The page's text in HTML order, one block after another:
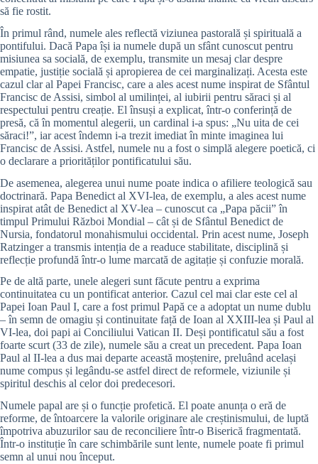
să fie rostit.
În primul rând, numele ales reflectă viziunea pastorală și spirituală a
pontifului. Dacă Papa își ia numele după un sfânt cunoscut pentru
misiunea sa socială, de exemplu, transmite un mesaj clar despre
empatie, justiție socială și apropierea de cei marginalizați. Acesta este
cazul clar al Papei Francisc, care a ales acest nume inspirat de Sfântul
Francisc de Assisi, simbol al umilinței, al iubirii pentru săraci și al
respectului pentru creație. El însuși a explicat, într-o conferință de
presă, că în momentul alegerii, un cardinal i-a spus: „Nu uita de cei
săraci!”, iar acest îndemn i-a trezit imediat în minte imaginea lui
Francisc de Assisi. Astfel, numele nu a fost o simplă alegere poetică, ci
o declarare a priorităților pontificatului său.
De asemenea, alegerea unui nume poate indica o afiliere teologică sau
doctrinară. Papa Benedict al XVI-lea, de exemplu, a ales acest nume
inspirat atât de Benedict al XV-lea – cunoscut ca „Papa păcii” în
timpul Primului Război Mondial – cât și de Sfântul Benedict de
Nursia, fondatorul monahismului occidental. Prin acest nume, Joseph
Ratzinger a transmis intenția de a readuce stabilitate, disciplină și
reflecție profundă într-o lume marcată de agitație și confuzie morală.
Pe de altă parte, unele alegeri sunt făcute pentru a exprima
continuitatea cu un pontificat anterior. Cazul cel mai clar este cel al
Papei Ioan Paul I, care a fost primul Papă ce a adoptat un nume dublu
– în semn de omagiu și continuitate față de Ioan al XXIII-lea și Paul al
VI-lea, doi papi ai Conciliului Vatican II. Deși pontificatul său a fost
foarte scurt (33 de zile), numele său a creat un precedent. Papa Ioan
Paul al II-lea a dus mai departe această moștenire, preluând același
nume compus și legându-se astfel direct de reformele, viziunile și
spiritul deschis al celor doi predecesori.
Numele papal are și o funcție profetică. El poate anunța o eră de
reforme, de întoarcere la valorile originare ale creștinismului, de luptă
împotriva abuzurilor sau de reconciliere într-o Biserică fragmentată.
Într-o instituție în care schimbările sunt lente, numele poate fi primul
semn al unui nou început.